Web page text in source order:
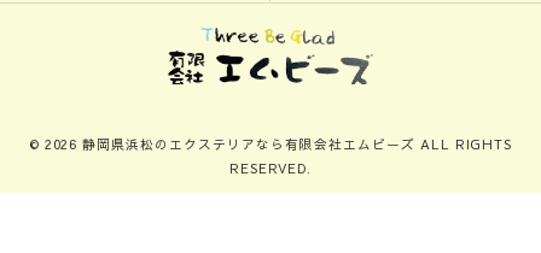
© 2026 静岡県浜松のエクステリアなら有限会社エムビーズ ALL RIGHTS
RESERVED.